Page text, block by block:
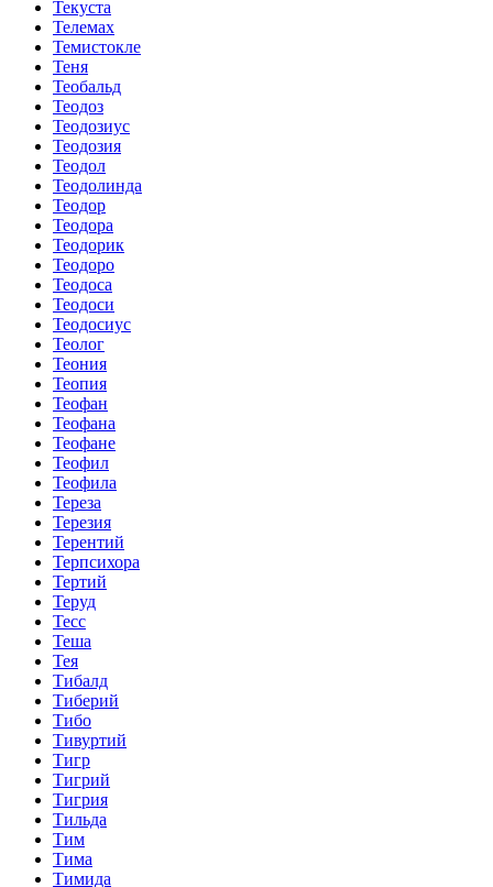
Текуста
Телемах
Темистокле
Теня
Теобальд
Теодоз
Теодозиус
Теодозия
Теодол
Теодолинда
Теодор
Теодора
Теодорик
Теодоро
Теодоса
Теодоси
Теодосиус
Теолог
Теония
Теопия
Теофан
Теофана
Теофане
Теофил
Теофила
Тереза
Терезия
Терентий
Терпсихора
Тертий
Теруд
Тесс
Теша
Тея
Тибалд
Тиберий
Тибо
Тивуртий
Тигр
Тигрий
Тигрия
Тильда
Тим
Тима
Тимида